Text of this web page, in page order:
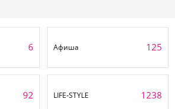
6 Афиша 125
92 LIFE-STYLE 1238